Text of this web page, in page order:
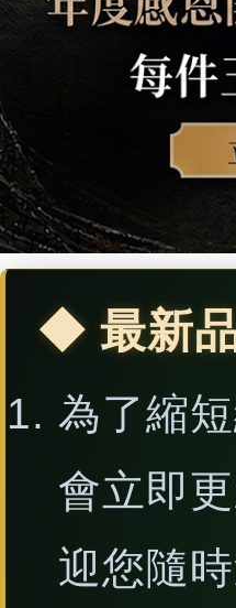
◆ 最新
為了縮
會立即
迎您隨